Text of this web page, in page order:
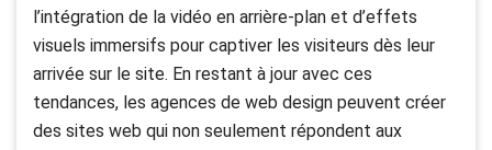
l’intégration de la vidéo en arrière-plan et d’effets
visuels immersifs pour captiver les visiteurs dès leur
arrivée sur le site. En restant à jour avec ces
tendances, les agences de web design peuvent créer
des sites web qui non seulement répondent aux